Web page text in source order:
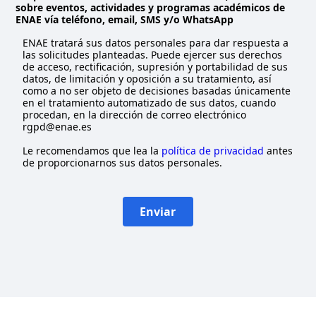
e
d
sobre eventos, actividades y programas académicos de
ENAE vía teléfono, email, SMS y/o WhatsApp
ENAE tratará sus datos personales para dar respuesta a
las solicitudes planteadas. Puede ejercer sus derechos
de acceso, rectificación, supresión y portabilidad de sus
datos, de limitación y oposición a su tratamiento, así
como a no ser objeto de decisiones basadas únicamente
en el tratamiento automatizado de sus datos, cuando
procedan, en la dirección de correo electrónico
rgpd@enae.es
Le recomendamos que lea la política de privacidad antes
de proporcionarnos sus datos personales.
Enviar